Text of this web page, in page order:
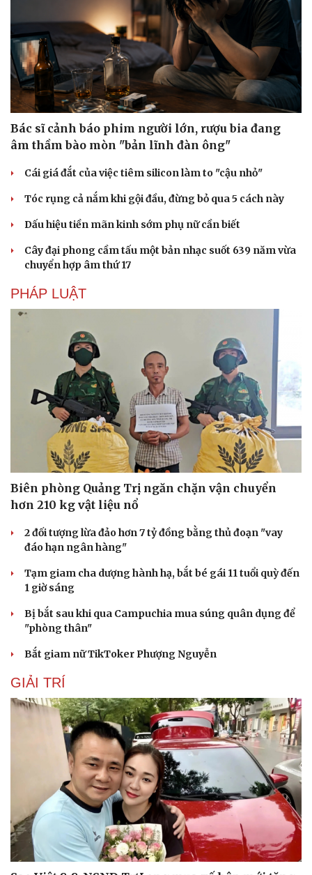
Cải chính
Bác sĩ cảnh báo phim người lớn, rượu bia đang
âm thầm bào mòn "bản lĩnh đàn ông"
Cái giá đắt của việc tiêm silicon làm to "cậu nhỏ"
Tóc rụng cả nắm khi gội đầu, đừng bỏ qua 5 cách này
Dấu hiệu tiền mãn kinh sớm phụ nữ cần biết
Cây đại phong cầm tấu một bản nhạc suốt 639 năm vừa
chuyển hợp âm thứ 17
PHÁP LUẬT
Biên phòng Quảng Trị ngăn chặn vận chuyển
hơn 210 kg vật liệu nổ
2 đối tượng lừa đảo hơn 7 tỷ đồng bằng thủ đoạn "vay
đáo hạn ngân hàng"
Tạm giam cha dượng hành hạ, bắt bé gái 11 tuổi quỳ đến
1 giờ sáng
Bị bắt sau khi qua Campuchia mua súng quân dụng để
"phòng thân"
Bắt giam nữ TikToker Phượng Nguyễn
GIẢI TRÍ